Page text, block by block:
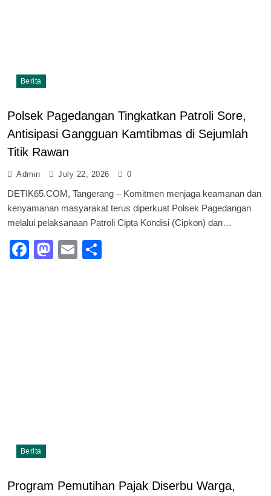
Berita
Polsek Pagedangan Tingkatkan Patroli Sore,
Antisipasi Gangguan Kamtibmas di Sejumlah
Titik Rawan
Admin July 22, 2026 0
DETIK65.COM, Tangerang – Komitmen menjaga keamanan dan
kenyamanan masyarakat terus diperkuat Polsek Pagedangan
melalui pelaksanaan Patroli Cipta Kondisi (Cipkon) dan…
Facebook
Mastodon
Email
Berita
Program Pemutihan Pajak Diserbu Warga,